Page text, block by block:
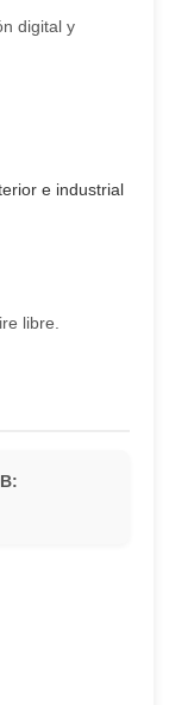
digital y
e industrial
libre.